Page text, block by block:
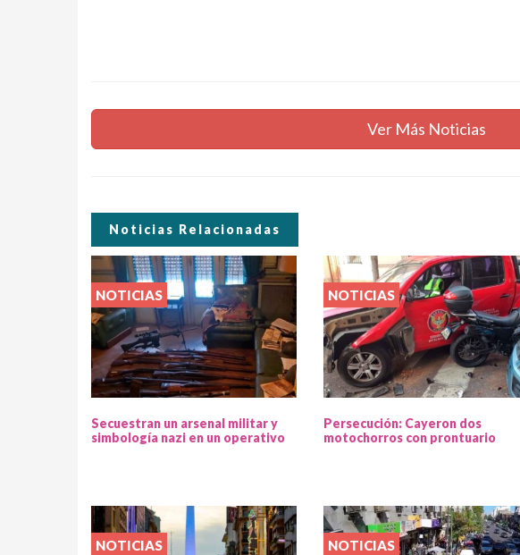
Ver Más Noticias
Noticias Relacionadas
NOTICIAS
Secuestran un arsenal militar y
simbología nazi en un operativo
NOTICIAS
Persecución: Cayeron dos
motochorros con prontuario
NOTICIAS NOTICIAS